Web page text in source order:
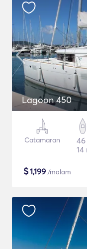
Lagoon 450
Catamaran
14
$1,199 /malam